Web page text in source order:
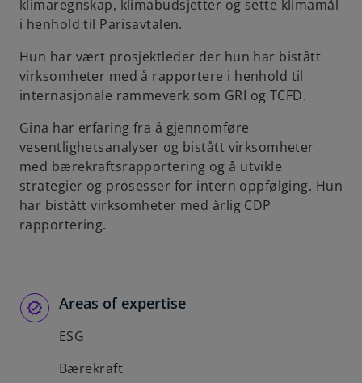
klimaregnskap, klimabudsjetter og sette klimamål
i henhold til Parisavtalen.
Hun har vært prosjektleder der hun har bistått
virksomheter med å rapportere i henhold til
internasjonale rammeverk som GRI og TCFD.
Gina har erfaring fra å gjennomføre
vesentlighetsanalyser og bistått virksomheter
med bærekraftsrapportering og å utvikle
strategier og prosesser for intern oppfølging. Hun
har bistått virksomheter med årlig CDP
rapportering.
Areas of expertise
ESG
Bærekraft